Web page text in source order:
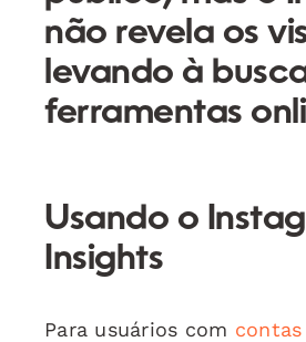
não revela os
levando à
ferramentas
Usando o
Insights
Para usuários com